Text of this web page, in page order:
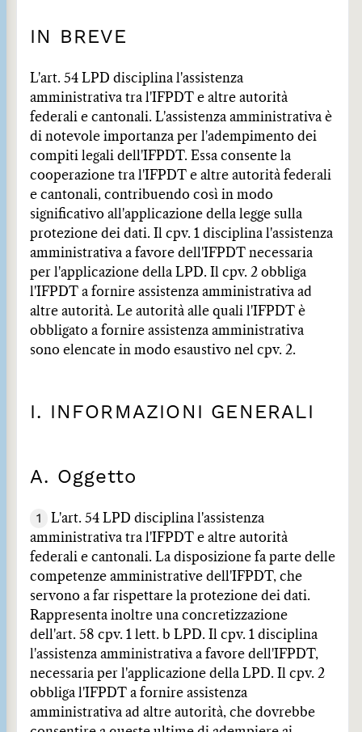
IN BREVE
L'art. 54 LPD disciplina l'assistenza
amministrativa tra l'IFPDT e altre autorità
federali e cantonali. L'assistenza amministrativa è
di notevole importanza per l'adempimento dei
compiti legali dell'IFPDT. Essa consente la
cooperazione tra l'IFPDT e altre autorità federali
e cantonali, contribuendo così in modo
significativo all'applicazione della legge sulla
protezione dei dati. Il cpv. 1 disciplina l'assistenza
amministrativa a favore dell'IFPDT necessaria
per l'applicazione della LPD. Il cpv. 2 obbliga
l'IFPDT a fornire assistenza amministrativa ad
altre autorità. Le autorità alle quali l'IFPDT è
obbligato a fornire assistenza amministrativa
sono elencate in modo esaustivo nel cpv. 2.
I. INFORMAZIONI GENERALI
A. Oggetto
1
L'art. 54 LPD disciplina l'assistenza
amministrativa tra l'IFPDT e altre autorità
federali e cantonali. La disposizione fa parte delle
competenze amministrative dell'IFPDT, che
servono a far rispettare la protezione dei dati.
Rappresenta inoltre una concretizzazione
dell'art. 58 cpv. 1 lett. b LPD. Il cpv. 1 disciplina
l'assistenza amministrativa a favore dell'IFPDT,
necessaria per l'applicazione della LPD. Il cpv. 2
obbliga l'IFPDT a fornire assistenza
amministrativa ad altre autorità, che dovrebbe